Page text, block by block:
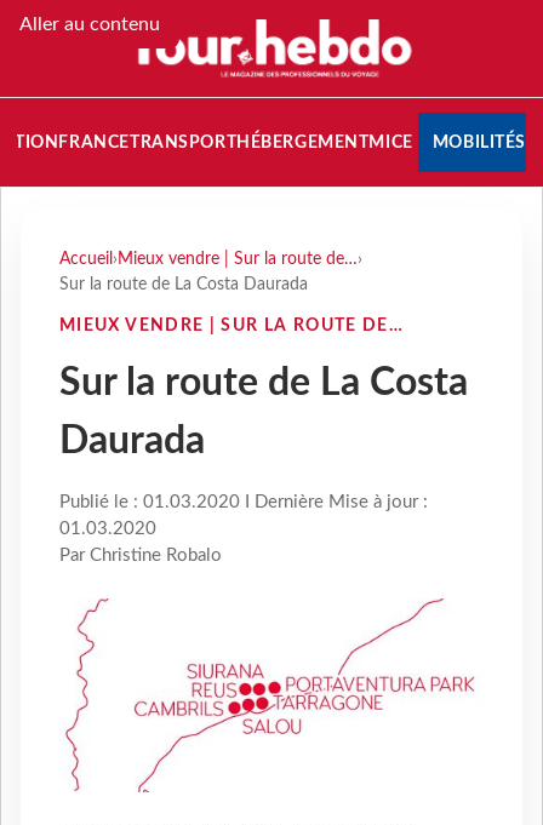
Aller au contenu
FRANCETRANSPORT HÉBERGEMENTMICE MOBILITÉS
Accueil › Mieux vendre | Sur la route de…›
Sur la route de La Costa Daurada
MIEUX VENDRE | SUR LA ROUTE DE…
Sur la route de La Costa
Daurada
Publié le : 01.03.2020 I Dernière Mise à jour :
01.03.2020
Par Christine Robalo